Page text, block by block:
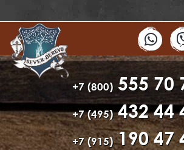
+7 (800) 555 70
+7 (495)432 44
+7 (915)190 47